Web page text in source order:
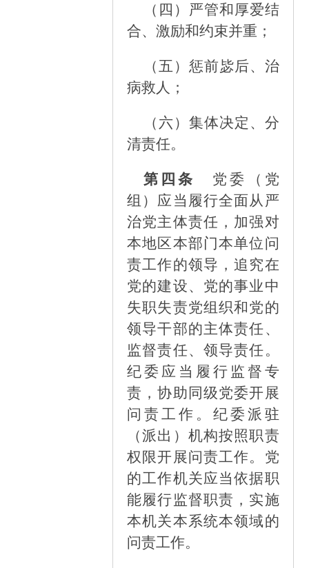
（四） 严管和厚爱结
合、激励和约束并重；
（五） 惩前毖后、治
病救人；
（六） 集体决定、分
清责任。
第四条 党委（党
组）应当履行全面从严
治党主体责任，加强对
本地区本部门本单位问
责工作的领导，追究在
党的建设、党的事业中
失职失责党组织和党的
领导干部的主体责任、
监督责任、领导责任。
纪委应当履行监督专
责，协助同级党委开展
问责工作。纪委派驻
（派出）机构按照职责
权限开展问责工作。党
的工作机关应当依据职
能履行监督职责，实施
本机关本系统本领域的
问责工作。